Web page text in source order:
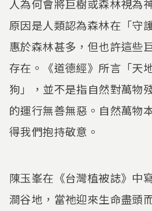
人為何會將巨樹或森林視為
原因是人類認為森林在「守
惠於森林甚多，但也許這些
存在。《道德經》所言「天
狗」，並不是指自然對萬物
的運行無善無惡。自然萬物
得我們抱持敬意。
陳玉峯在《台灣植被誌》中
澗谷地，當祂迎來生命盡頭